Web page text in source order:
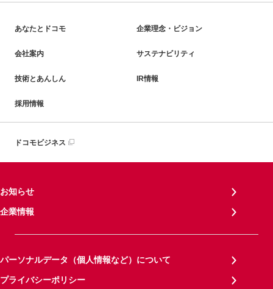
あなたとドコモ 企業理念・ビジョン
会社案内 サステナビリティ
技術とあんしん IR情報
採用情報
ドコモビジネス
お知らせ
企業情報
パーソナルデータ（個人情報など）について
プライバシーポリシー